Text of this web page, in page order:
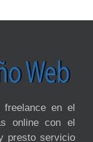
en el
online con el
presto servicio